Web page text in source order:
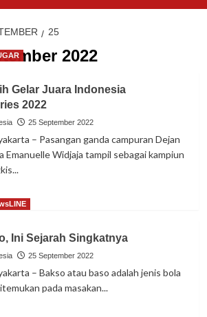
25
2022
Gelar Juara Indonesia
2022
25 September 2022
– Pasangan ganda campuran Dejan
Emanuelle Widjaja tampil sebagai kampiun
Ini Sejarah Singkatnya
25 September 2022
– Bakso atau baso adalah jenis bola
pada masakan...